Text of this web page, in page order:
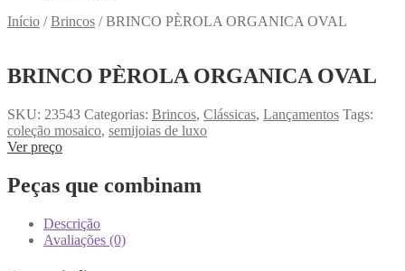
Início /Brincos /BRINCO PÈROLA ORGANICA OVAL
BRINCO PÈROLA ORGANICA OVAL
SKU: 23543 Categorias: Brincos, Clássicas, Lançamentos Tags:
coleção mosaico, semijoias de luxo
Ver preço
Peças que combinam
Descrição
Avaliações (0)